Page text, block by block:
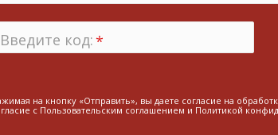
Введите код:*
на кнопку «Отправить», вы даете согласие на
с Пользовательским соглашением и Политикой